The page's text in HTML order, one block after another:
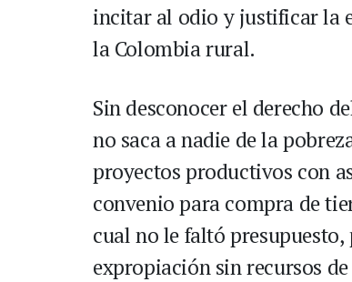
incitar al odio y justificar la
la Colombia rural.
Sin desconocer el derecho
no saca a nadie de la
proyectos productivos con
convenio para compra de
cual no le faltó
expropiación sin recursos